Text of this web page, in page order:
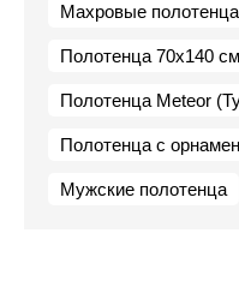
Махровые полотенца
Полотенца 70х140 см
Полотенца Meteor
Полотенца с
Мужские полотенца